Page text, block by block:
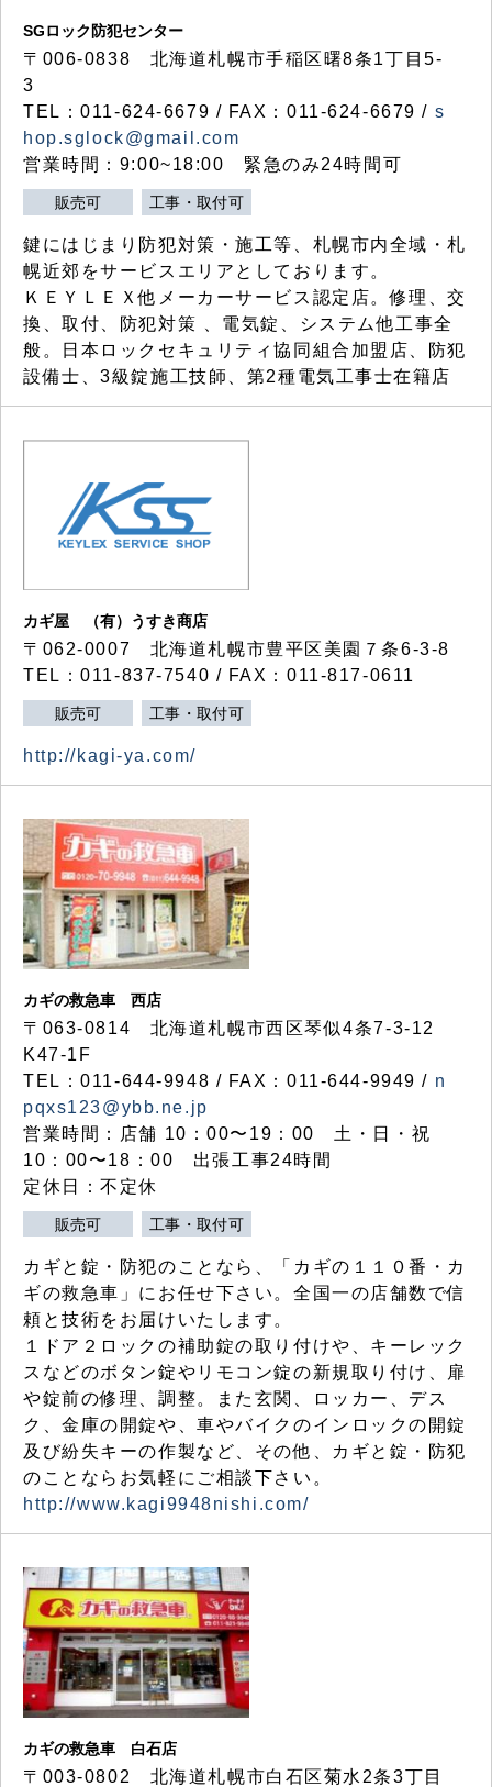
SGロック防犯センター
〒006-0838 北海道札幌市手稲区曙8条1丁目5-
3
TEL：011-624-6679 / FAX：011-624-6679 / s
hop.sglock@gmail.com
営業時間：9:00~18:00 緊急のみ24時間可
販売可 工事・取付可
鍵にはじまり防犯対策・施工等、札幌市内全域・札
幌近郊をサービスエリアとしております。
ＫＥＹＬＥＸ他メーカーサービス認定店。修理、交
換、取付、防犯対策 、電気錠、システム他工事全
般。日本ロックセキュリティ協同組合加盟店、防犯
設備士、3級錠施工技師、第2種電気工事士在籍店
カギ屋 （有）うすき商店
〒062-0007 北海道札幌市豊平区美園７条6-3-8
TEL：011-837-7540 / FAX：011-817-0611
販売可 工事・取付可
http://kagi-ya.com/
カギの救急車 西店
〒063-0814 北海道札幌市西区琴似4条7-3-12
K47-1F
TEL：011-644-9948 / FAX：011-644-9949 / n
pqxs123@ybb.ne.jp
営業時間：店舗 10：00〜19：00 土・日・祝
10：00〜18：00 出張工事24時間
定休日：不定休
販売可 工事・取付可
カギと錠・防犯のことなら、「カギの１１０番・カ
ギの救急車」にお任せ下さい。全国一の店舗数で信
頼と技術をお届けいたします。
１ドア２ロックの補助錠の取り付けや、キーレック
スなどのボタン錠やリモコン錠の新規取り付け、扉
や錠前の修理、調整。また玄関、ロッカー、デス
ク、金庫の開錠や、車やバイクのインロックの開錠
及び紛失キーの作製など、その他、カギと錠・防犯
のことならお気軽にご相談下さい。
http://www.kagi9948nishi.com/
カギの救急車 白石店
〒003-0802 北海道札幌市白石区菊水2条3丁目